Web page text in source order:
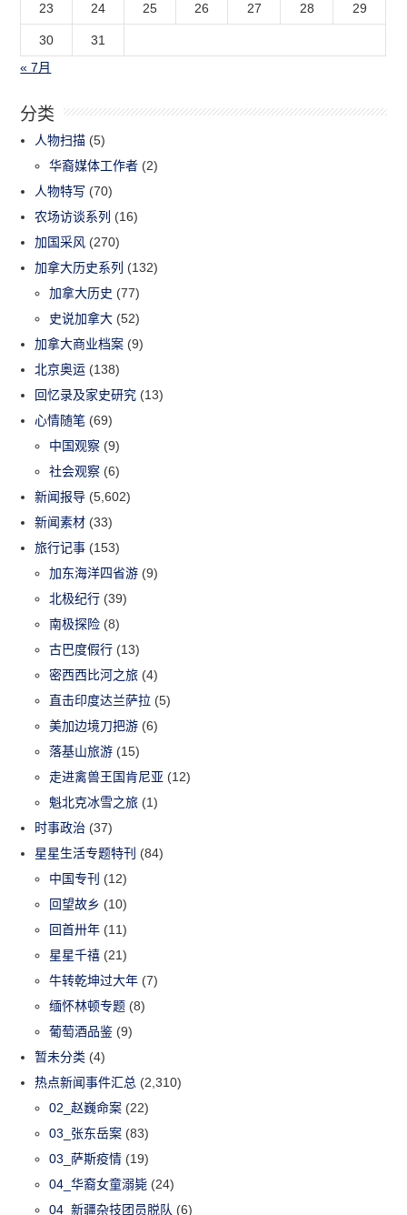
23 24 25 26 27 28 29
30
31
« 7月
分类
人物扫描 (5)
华裔媒体工作者 (2)
人物特写 (70)
农场访谈系列 (16)
加国采风 (270)
加拿大历史系列 (132)
加拿大历史 (77)
史说加拿大 (52)
加拿大商业档案 (9)
北京奥运 (138)
回忆录及家史研究 (13)
心情随笔 (69)
中国观察 (9)
社会观察 (6)
新闻报导 (5,602)
新闻素材 (33)
旅行记事 (153)
加东海洋四省游 (9)
北极纪行 (39)
南极探险 (8)
古巴度假行 (13)
密西西比河之旅 (4)
直击印度达兰萨拉 (5)
美加边境刀把游 (6)
落基山旅游 (15)
走进禽兽王国肯尼亚 (12)
魁北克冰雪之旅 (1)
时事政治 (37)
星星生活专题特刊 (84)
中国专刊 (12)
回望故乡 (10)
回首卅年 (11)
星星千禧 (21)
牛转乾坤过大年 (7)
缅怀林顿专题 (8)
葡萄酒品鉴 (9)
暂未分类 (4)
热点新闻事件汇总 (2,310)
02_赵巍命案 (22)
03_张东岳案 (83)
03_萨斯疫情 (19)
04_华裔女童溺毙 (24)
04_新疆杂技团员脱队 (6)